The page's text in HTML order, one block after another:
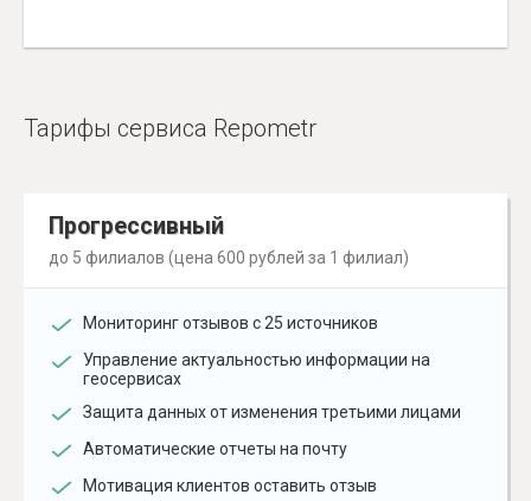
Тарифы сервиса Repometr
Прогрессивный
до 5 филиалов (цена 600 рублей за 1 филиал)
Мониторинг отзывов с 25 источников
Управление актуальностью информации на
геосервисах
Защита данных от изменения третьими лицами
Автоматические отчеты на почту
Мотивация клиентов оставить отзыв